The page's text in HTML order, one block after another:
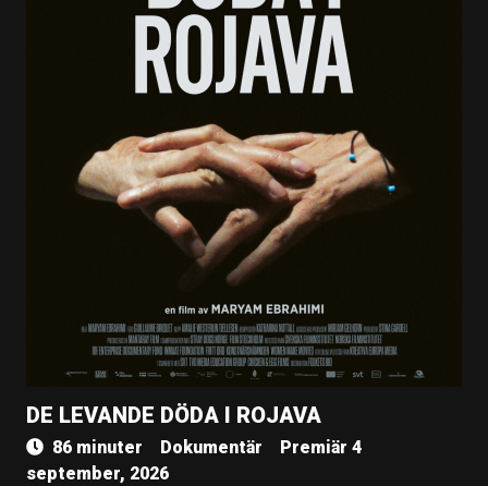
DE LEVANDE DÖDA I ROJAVA
86 minuter Dokumentär
Premiär 4
september, 2026